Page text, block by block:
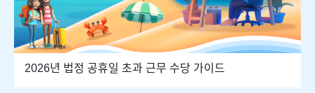
2026년 법정 공휴일 초과 근무 수당 가이드